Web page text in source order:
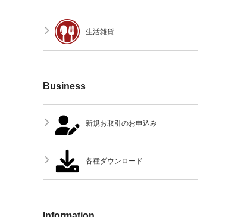
生活雑貨
Business
新規お取引のお申込み
各種ダウンロード